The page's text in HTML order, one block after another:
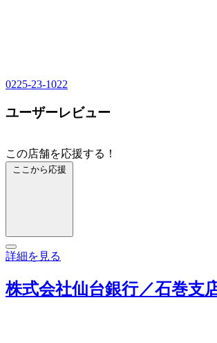
0225-23-1022
ユーザーレビュー
この店舗を応援する！
ここから応援
詳細を見る
株式会社仙台銀行／石巻支